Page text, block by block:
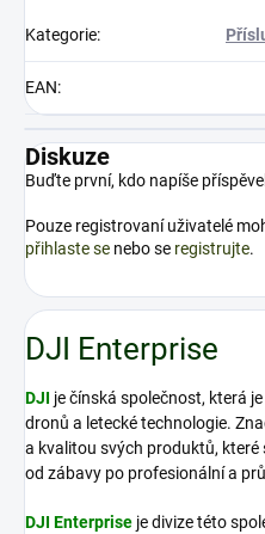
Kategorie:
EAN:
Diskuze
Buďte první, kdo napíše
Pouze registrovaní uživatelé
přihlaste se nebo se registrujte.
DJI Enterprise
DJI je čínská společnost, která
dronů a letecké technologie.
a kvalitou svých produktů, které
od zábavy po profesionální a
DJI Enterprise je divize této